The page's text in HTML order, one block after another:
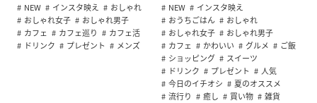
NEW インスタ映え
おしゃれ
おしゃれ女子
おしゃれ男子
カフェ
カフェ巡り
カフェ活
ドリンク
プレゼント メンズ
NEW
インスタ映え
おうちごはん
おしゃれ
おしゃれ女子
おしゃれ男子
カフェ
かわいい グルメ
ご飯
ショッピング
スイーツ
ドリンク
プレゼント
人気
今日のイチオシ
夏のオススメ
流行り
癒し 買い物 雑貨